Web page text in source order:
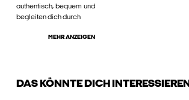
authentisch, bequem und
begleiten dich durch
MEHR ANZEIGEN
DAS KÖNNTE DICH INTERESSIEREN